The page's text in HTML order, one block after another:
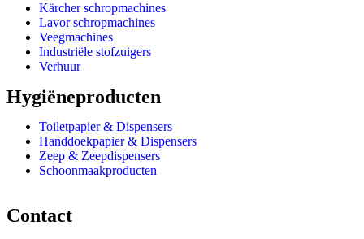
Kärcher schropmachines
Lavor schropmachines
Veegmachines
Industriële stofzuigers
Verhuur
Hygiëneproducten
Toiletpapier & Dispensers
Handdoekpapier & Dispensers
Zeep & Zeepdispensers
Schoonmaakproducten
Contact